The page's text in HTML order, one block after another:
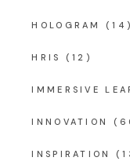
HOLOGRAM (14)
HRIS (12)
IMMERSIVE
INNOVATION
INSPIRATION